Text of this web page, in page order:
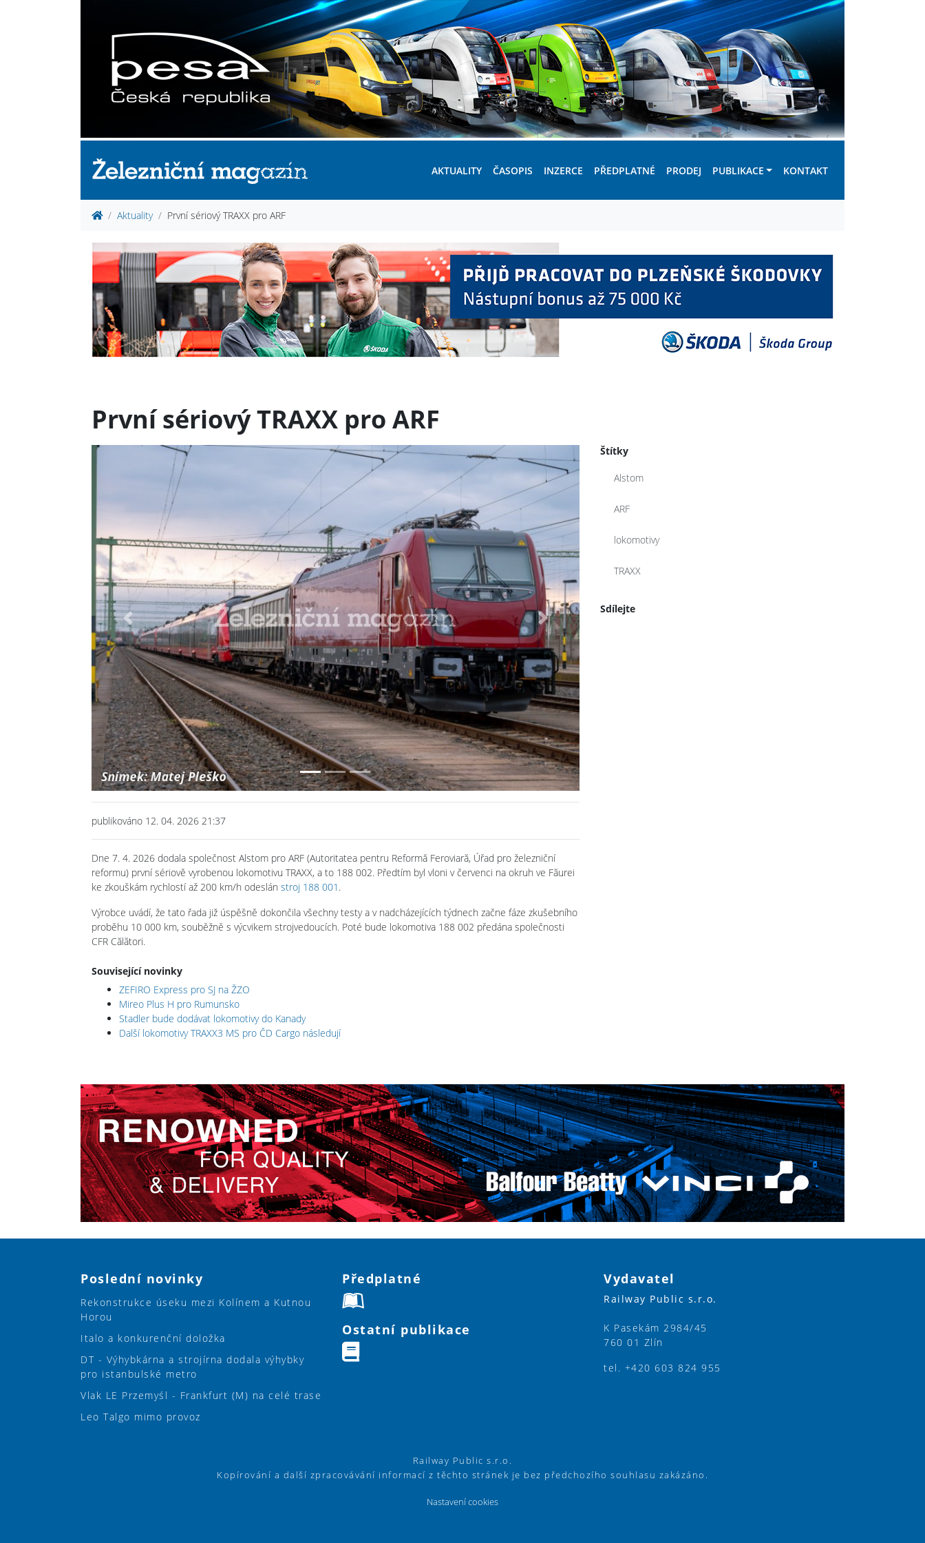
AKTUALITY ČASOPIS INZERCE PŘEDPLATNÉ PRODEJ PUBLIKACE KONTAKT
Aktuality První sériový TRAXX pro ARF
První sériový TRAXX pro ARF
Previous Next
publikováno 12. 04. 2026 21:37
Dne 7. 4. 2026 dodala společnost Alstom pro ARF (Autoritatea pentru Reformă Feroviară, Úřad pro železniční
reformu) první sériově vyrobenou lokomotivu TRAXX, a to 188 002. Předtím byl vloni v červenci na okruh ve Făurei
ke zkouškám rychlostí až 200 km/h odeslán stroj 188 001 .
Výrobce uvádí, že tato řada již úspěšně dokončila všechny testy a v nadcházejících týdnech začne fáze zkušebního
proběhu 10 000 km, souběžně s výcvikem strojvedoucích. Poté bude lokomotiva 188 002 předána společnosti
CFR Călători.
Související novinky
ZEFIRO Express pro SJ na ŽZO
Mireo Plus H pro Rumunsko
Stadler bude dodávat lokomotivy do Kanady
Další lokomotivy TRAXX3 MS pro ČD Cargo následují
Štítky
Alstom
ARF
lokomotivy
TRAXX
Sdílejte
Poslední novinky
Rekonstrukce úseku mezi Kolínem a Kutnou
Horou
Italo a konkurenční doložka
DT - Výhybkárna a strojírna dodala výhybky
pro istanbulské metro
Vlak LE Przemyśl - Frankfurt (M) na celé trase
Leo Talgo mimo provoz
Předplatné
Ostatní publikace
Vydavatel
Railway Public s.r.o.
K Pasekám 2984/45
760 01 Zlín
tel. +420 603 824 955
Railway Public s.r.o.
Kopírování a další zpracovávání informací z těchto stránek je bez předchozího souhlasu zakázáno.
Nastavení cookies